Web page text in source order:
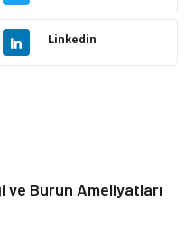
Eğitim Kurumları
Linkedin
ve Burun Ameliyatları